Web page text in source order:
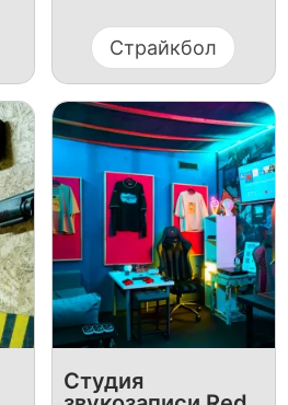
Страйкбол
Студия